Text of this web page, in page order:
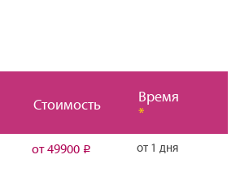
Стоимость
Время
*
от 49900 Р от 1 дня